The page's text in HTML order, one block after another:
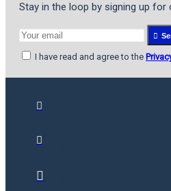
Stay in the loop by signing up for
I have read and agree to the